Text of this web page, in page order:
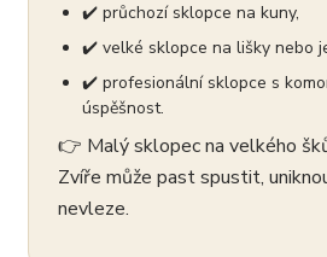
✔️ průchozí sklopce na kuny,
✔️ velké sklopce na lišky nebo
✔️ profesionální sklopce s
úspěšnost.
👉 Malý sklopec na velkého
Zvíře může past spustit,
nevleze.